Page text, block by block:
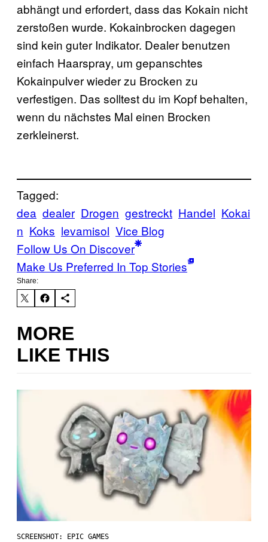
abhängt und erfordert, dass das Kokain nicht
zerstoßen wurde. Kokainbrocken dagegen
sind kein guter Indikator. Dealer benutzen
einfach Haarspray, um gepanschtes
Kokainpulver wieder zu Brocken zu
verfestigen. Das solltest du im Kopf behalten,
wenn du nächstes Mal einen Brocken
zerkleinerst.
Tagged:
dea dealer Drogen gestreckt Handel Kokai
n Koks levamisol Vice Blog
Follow Us On Discover
Make Us Preferred In Top Stories
Share:
MORE
LIKE THIS
SCREENSHOT: EPIC GAMES